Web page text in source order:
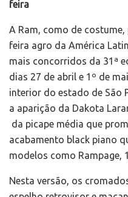
feira
A Ram, como de
feira agro da América
mais concorridos da 31ª
dias 27 de abril e 1º de
interior do estado de São
a aparição da Dakota
da picape média que
acabamento black piano
modelos como Rampage,
Nesta versão, os